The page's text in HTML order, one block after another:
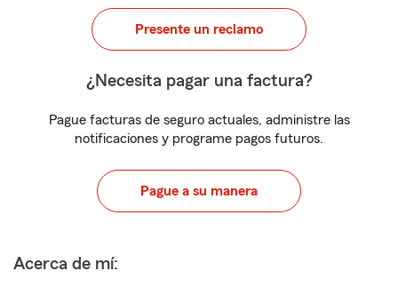
Presente un reclamo
¿Necesita pagar una factura?
Pague facturas de seguro actuales, administre las
notificaciones y programe pagos futuros.
Pague a su manera
Acerca de mí: